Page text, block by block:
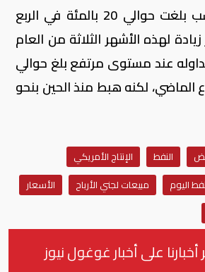
وحقق برنت مكاسب بلغت حوالي 20 بالمئة في الربع
لهذه الأشهر الثلاثة من العام
تداوله عند مستوى مرتفع بلغ حوالي
الماضي، لكنه هبط منذ الحين بنحو
النفط
الإنتاج الأمريكي
اليوم مبيعات لجني الأرباح
الأسعار
أخبارنا على أخبار غوغول نيوز